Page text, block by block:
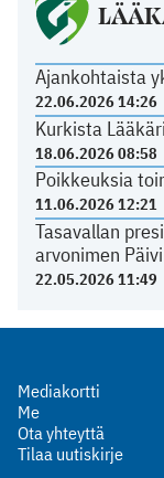
Ajankohtaista
22.06.2026 14:26
Kurkista
18.06.2026 08:58
Poikkeuksia
11.06.2026 12:21
Tasavallan
arvonimen
22.05.2026 11:49
Mediakortti
Me
Ota yhteyttä
Tilaa uutiskirje